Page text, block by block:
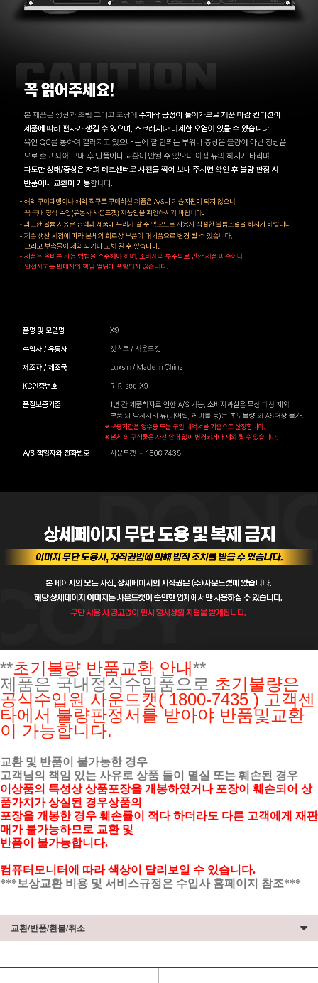
**초기불량 반품교환 안내**
제품은 국내정식수입품으로 초기불량은
공식수입원사운드캣( 1800-7435 ) 고객센
타에서 불량판정서를 받아야 반품및교환
이 가능합니다.
교환 및 반품이 불가능한 경우
고객님의 책임 있는 사유로 상품 들이 멸실 또는 훼손된 경우
이상품의 특성상 상품포장을 개봉하였거나 포장이 훼손되어 상
품가치가 상실된 경우상품의
포장을 개봉한 경우 훼손률이 적다 하더라도 다른 고객에게 재판
매가 불가능하므로 교환 및
반품이 불가능합니다.
컴퓨터모니터에 따라 색상이 달리보일 수 있습니다.
***보상교환 비용 및 서비스규정은 수입사 홈페이지 참조***
교환/반품/환불/취소